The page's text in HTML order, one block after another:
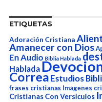
ETIQUETAS
Adoración Cristiana
Amanecer con Dios
En Audio Biblia Hablada
Hablada
Correa Estudios
frases cristianas Imagenes
Cristianas Con Versículos